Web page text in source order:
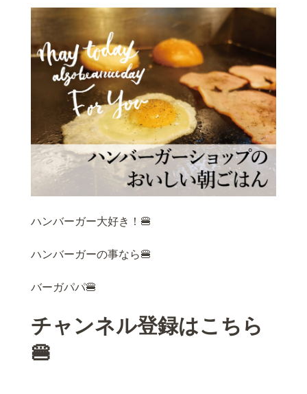
ハンバーガー大好き！🍔
ハンバーガーの事なら🍔
バーガパパ🍔
チャンネル登録はこちら
🍔